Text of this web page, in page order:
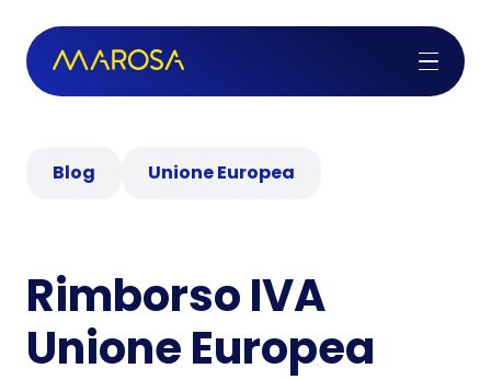
Blog Unione Europea
Rimborso IVA
Unione Europea